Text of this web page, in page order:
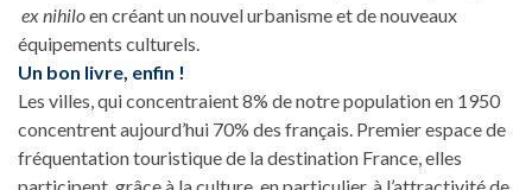
ex nihiloen créant un nouvel urbanisme et de nouveaux
équipements culturels.
Un bon livre, enfin !
Les villes, qui concentraient 8% de notre population en 1950
concentrent aujourd’hui 70% des français. Premier espace de
fréquentation touristique de la destination France, elles